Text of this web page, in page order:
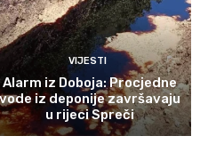
VIJESTI
Alarm iz Doboja: Procjedne
iz deponije završavaju
u rijeci Spreči